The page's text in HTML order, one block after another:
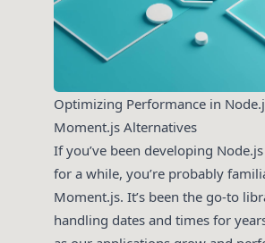
Optimizing Performance in
Moment.js Alternatives
If you’ve been developing
for a while, you’re probably
Moment.js. It’s been the go-to
handling dates and times for